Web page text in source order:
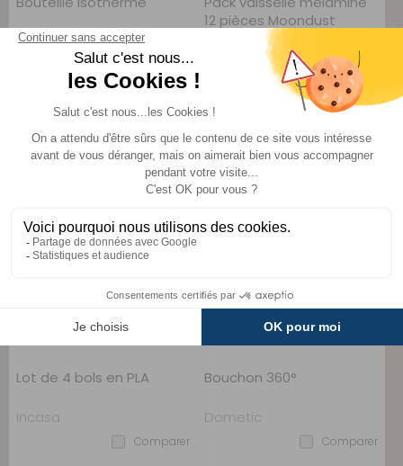
Cookut
24,90 €
CHOISIR LE MODÈLE
12 pièces Moondust
Flamefield
Comparer
69 €TTC
AJOUTER AU PANIER
Lot de 4 bols en PLA
Incasa
Comparer
Bouchon 360°
Dometic
Comparer